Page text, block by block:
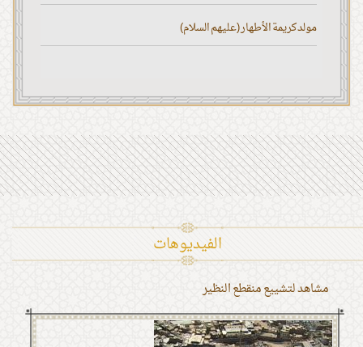
مولد كريمة الأطهار (عليهم السلام)
الفیدیوهات
مشاهد لتشييع منقطع النظير